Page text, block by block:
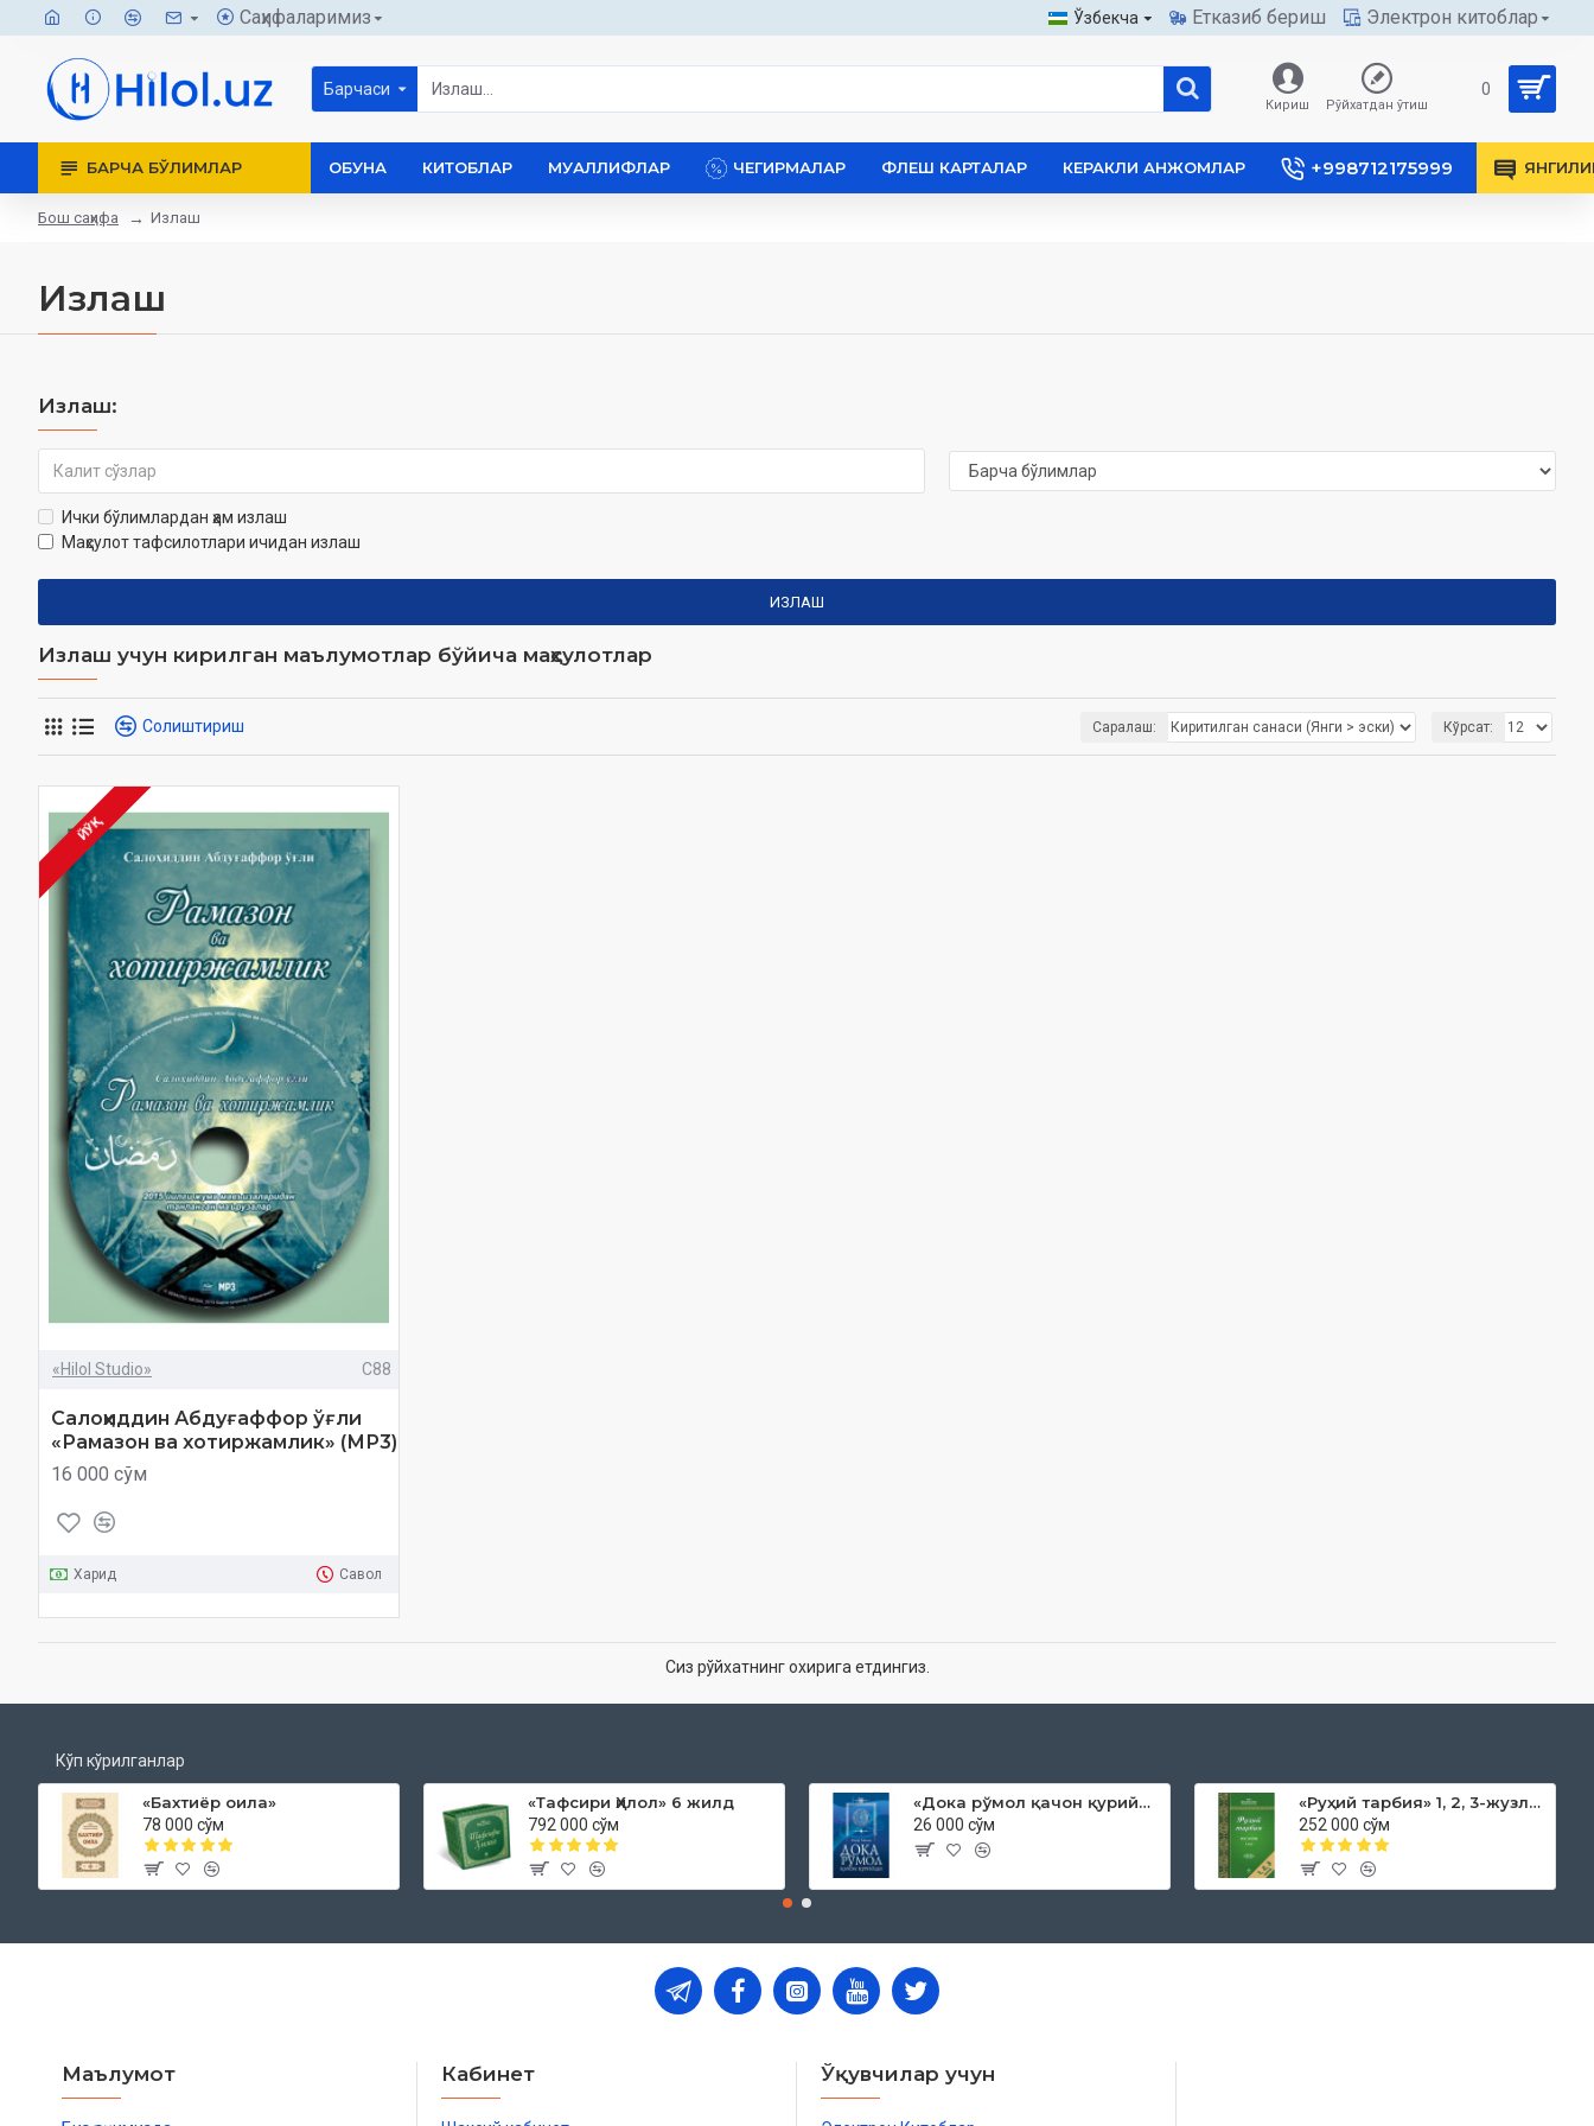
Саҳифаларимиз Ўзбекча Етказиб бериш Электрон китоблар
Барчаси
Кириш Рўйхатдан ўтиш
0
БАРЧА БЎЛИМЛАР ОБУНА КИТОБЛАР МУАЛЛИФЛАР ЧЕГИРМАЛАР ФЛЕШ КАРТАЛАР КЕРАКЛИ АНЖОМЛАР +998712175999
Бош саҳифа Излаш
Излаш
Излаш:
Ички бўлимлардан ҳам излаш
Маҳсулот тафсилотлари ичидан излаш
ИЗЛАШ
Излаш учун кирилган маълумотлар бўйича маҳсулотлар
Солиштириш Саралаш: Кўрсат:
ЙЎҚ
«Hilol Studio» C88
Салоҳиддин Абдуғаффор ўғли
«Рамазон ва хотиржамлик» (МР3)
16 000 сўм
Харид Савол
Сиз рўйхатнинг охирига етдингиз.
Кўп кўрилганлар
«Бахтиёр оила»
78 000 сўм
«Тафсири Ҳилол» 6 жилд
792 000 сўм
«Дока рўмол қачон қурийди»
26 000 сўм
«Руҳий тарбия» 1, 2, 3-жузлар
252 000 сўм
Маълумот Кабинет Ўқувчилар учун